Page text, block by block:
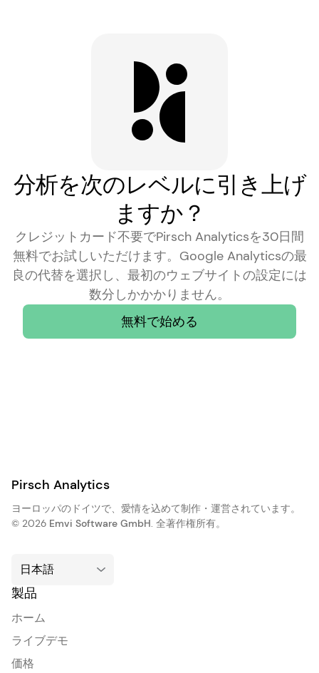
分析を次のレベルに引き上げ
ますか？
クレジットカード不要でPirsch Analyticsを30日間
無料でお試しいただけます。Google Analyticsの最
良の代替を選択し、最初のウェブサイトの設定には
数分しかかかりません。
無料で始める
Pirsch Analytics
ヨーロッパのドイツで、愛情を込めて制作・運営されています。
© 2026 Emvi Software GmbH. 全著作権所有。
製品
ホーム
ライブデモ
価格